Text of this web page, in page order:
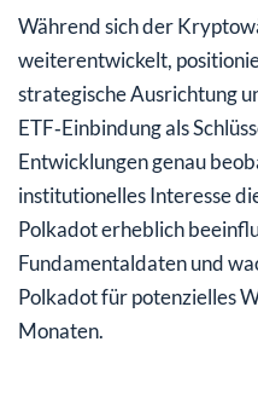
Während sich der
weiterentwickelt,
strategische Ausrichtung
ETF‑Einbindung als
Entwicklungen genau
institutionelles Interesse
Polkadot erheblich
Fundamentaldaten und
Polkadot für potenzielles
Monaten.